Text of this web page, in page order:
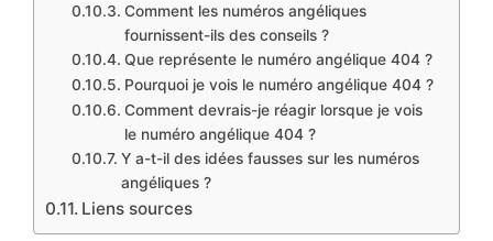
Comment les numéros angéliques
fournissent-ils des conseils ?
Que représente le numéro angélique 404 ?
Pourquoi je vois le numéro angélique 404 ?
Comment devrais-je réagir lorsque je vois
le numéro angélique 404 ?
Y a-t-il des idées fausses sur les numéros
angéliques ?
Liens sources